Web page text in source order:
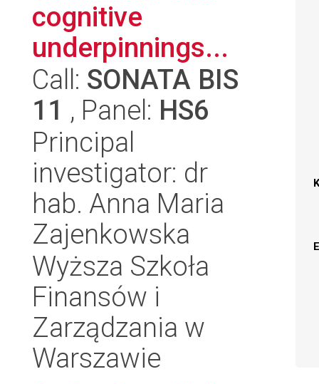
cognitive
underpinnings...
Call: SONATA BIS
11 , Panel: HS6
Principal
investigator: dr
hab. Anna Maria
Zajenkowska
Wyższa Szkoła
Finansów i
Zarządzania w
Warszawie